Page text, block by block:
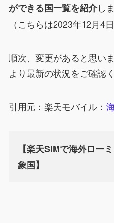
ができる国一覧を紹介し
（こちらは2023年12月4
順次、変更があると思い
より最新の状況をご確認く
引用元：楽天モバイル：
【楽天SIMで海外ロー
象国】